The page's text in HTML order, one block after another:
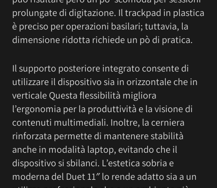
prolungate di digitazione. Il trackpad in plastica
è preciso per operazioni basilari; tuttavia, la
dimensione ridotta richiede un pò di pratica.
Il supporto posteriore integrato consente di
utilizzare il dispositivo sia in orizzontale che in
verticale Questa flessibilità migliora
l’ergonomia per la produttività e la visione di
contenuti multimediali. Inoltre, la cerniera
rinforzata permette di mantenere stabilità
anche in modalità laptop, evitando che il
dispositivo si sbilanci. L’estetica sobria e
moderna del Duet 11″ lo rende adatto sia a un